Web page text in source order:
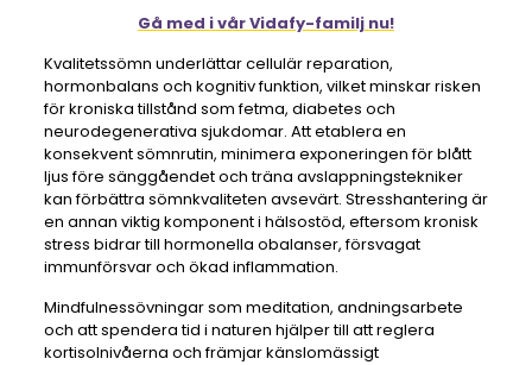
Gå med i vår Vidafy-familj nu!
Kvalitetssömn underlättar cellulär reparation,
hormonbalans och kognitiv funktion, vilket minskar risken
för kroniska tillstånd som fetma, diabetes och
neurodegenerativa sjukdomar. Att etablera en
konsekvent sömnrutin, minimera exponeringen för blått
ljus före sänggåendet och träna avslappningstekniker
kan förbättra sömnkvaliteten avsevärt. Stresshantering är
en annan viktig komponent i hälsostöd, eftersom kronisk
stress bidrar till hormonella obalanser, försvagat
immunförsvar och ökad inflammation.
Mindfulnessövningar som meditation, andningsarbete
och att spendera tid i naturen hjälper till att reglera
kortisolnivåerna och främjar känslomässigt